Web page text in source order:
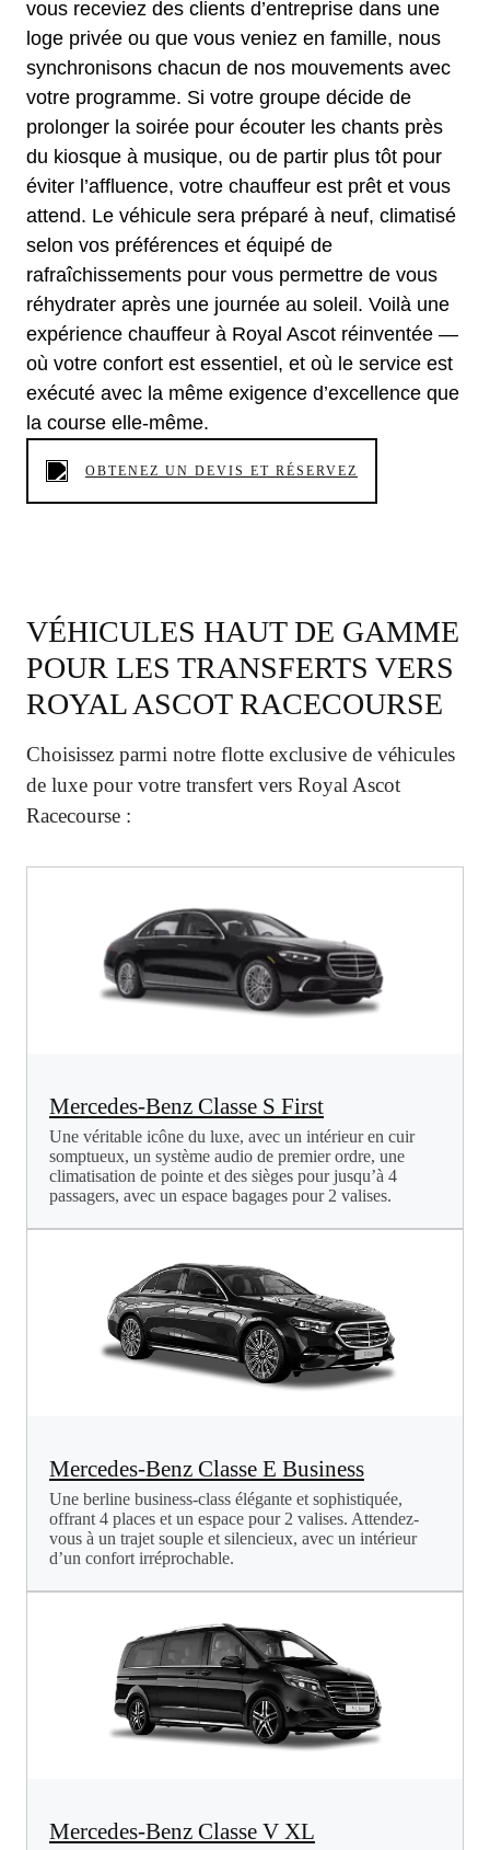
vous receviez des clients d’entreprise dans une
loge privée ou que vous veniez en famille, nous
synchronisons chacun de nos mouvements avec
votre programme. Si votre groupe décide de
prolonger la soirée pour écouter les chants près
du kiosque à musique, ou de partir plus tôt pour
éviter l’affluence, votre chauffeur est prêt et vous
attend. Le véhicule sera préparé à neuf, climatisé
selon vos préférences et équipé de
rafraîchissements pour vous permettre de vous
réhydrater après une journée au soleil. Voilà une
expérience chauffeur à Royal Ascot réinventée —
où votre confort est essentiel, et où le service est
exécuté avec la même exigence d’excellence que
la course elle-même.
OBTENEZ UN DEVIS ET RÉSERVEZ
VÉHICULES HAUT DE GAMME
POUR LES TRANSFERTS VERS
ROYAL ASCOT RACECOURSE
Choisissez parmi notre flotte exclusive de véhicules
de luxe pour votre transfert vers Royal Ascot
Racecourse :
Mercedes-Benz Classe S First
Une véritable icône du luxe, avec un intérieur en cuir
somptueux, un système audio de premier ordre, une
climatisation de pointe et des sièges pour jusqu’à 4
passagers, avec un espace bagages pour 2 valises.
Mercedes-Benz Classe E Business
Une berline business-class élégante et sophistiquée,
offrant 4 places et un espace pour 2 valises. Attendez-
vous à un trajet souple et silencieux, avec un intérieur
d’un confort irréprochable.
Mercedes-Benz Classe V XL